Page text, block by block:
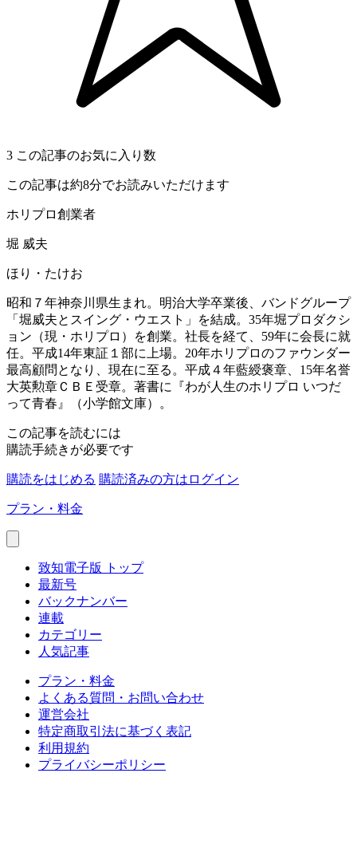
3 この記事のお気に入り数
この記事は約8分でお読みいただけます
ホリプロ創業者
堀 威夫
ほり・たけお
昭和７年神奈川県生まれ。明治大学卒業後、バンドグループ
「堀威夫とスイング・ウエスト」を結成。35年堀プロダクシ
ョン（現・ホリプロ）を創業。社長を経て、59年に会長に就
任。平成14年東証１部に上場。20年ホリプロのファウンダー
最高顧問となり、現在に至る。平成４年藍綬褒章、15年名誉
大英勲章ＣＢＥ受章。著書に『わが人生のホリプロ いつだ
って青春』（小学館文庫）。
この記事を読むには
購読手続きが必要です
購読をはじめる 購読済みの方はログイン
プラン・料金
致知電子版 トップ
最新号
バックナンバー
連載
カテゴリー
人気記事
プラン・料金
よくある質問・お問い合わせ
運営会社
特定商取引法に基づく表記
利用規約
プライバシーポリシー